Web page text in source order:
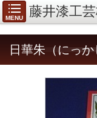
MENU 藤井漆工
日華朱（にっ